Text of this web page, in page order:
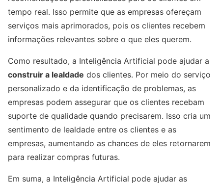
tempo real. Isso permite que as empresas ofereçam
serviços mais aprimorados, pois os clientes recebem
informações relevantes sobre o que eles querem.
Como resultado, a Inteligência Artificial pode ajudar a
construir a lealdade dos clientes. Por meio do serviço
personalizado e da identificação de problemas, as
empresas podem assegurar que os clientes recebam
suporte de qualidade quando precisarem. Isso cria um
sentimento de lealdade entre os clientes e as
empresas, aumentando as chances de eles retornarem
para realizar compras futuras.
Em suma, a Inteligência Artificial pode ajudar as